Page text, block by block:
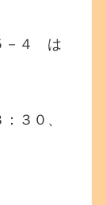
－４ は
３０、